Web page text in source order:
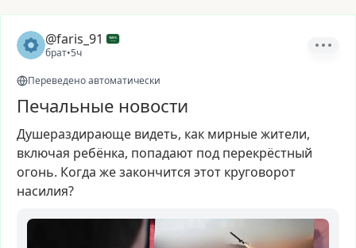
@faris_91
брат•5ч
Переведено автоматически
Печальные новости
Душераздирающе видеть, как мирныежители,
включая ребёнка, попадают под перекрёстный
огонь. Когда жезакончится этот круговорот
насилия?